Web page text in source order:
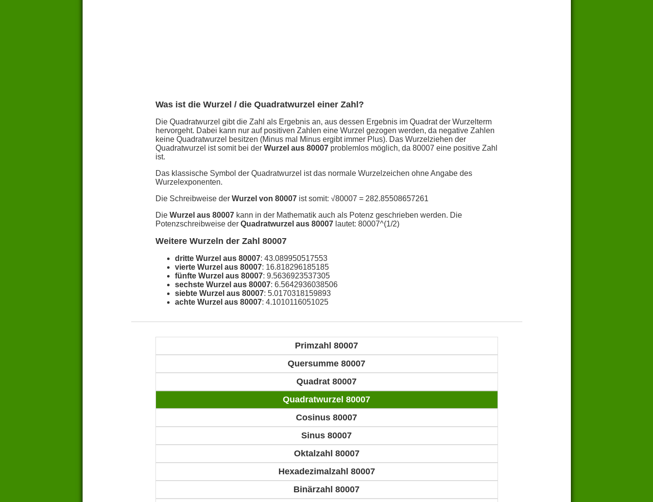
Was ist die Wurzel / die Quadratwurzel einer Zahl?
Die Quadratwurzel gibt die Zahl als Ergebnis an, aus dessen Ergebnis im Quadrat der Wurzelterm
hervorgeht. Dabei kann nur auf positiven Zahlen eine Wurzel gezogen werden, da negative Zahlen
keine Quadratwurzel besitzen (Minus mal Minus ergibt immer Plus). Das Wurzelziehen der
Quadratwurzel ist somit bei der Wurzel aus 80007problemlos möglich, da 80007 eine positive Zahl
ist.
Das klassische Symbol der Quadratwurzel ist das normale Wurzelzeichen ohne Angabe des
Wurzelexponenten.
Die Schreibweise der Wurzel von 80007ist somit: √80007 = 282.85508657261
Die Wurzel aus 80007kann in der Mathematik auch als Potenz geschrieben werden. Die
Potenzschreibweise der Quadratwurzel aus 80007lautet: 80007^(1/2)
Weitere Wurzeln der Zahl 80007
dritte Wurzel aus 80007: 43.089950517553
vierte Wurzel aus 80007: 16.818296185185
fünfte Wurzel aus 80007: 9.5636923537305
sechste Wurzel aus 80007: 6.5642936038506
siebte Wurzel aus 80007: 5.0170318159893
achte Wurzel aus 80007: 4.1010116051025
Primzahl 80007
Quersumme 80007
Quadrat 80007
Quadratwurzel 80007
Cosinus 80007
Sinus 80007
Oktalzahl 80007
Hexadezimalzahl 80007
Binärzahl 80007